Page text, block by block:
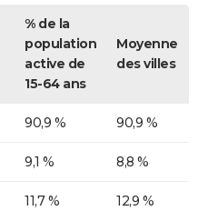
% de la
population
active de
15-64 ans
Moyenne
des villes
90,9 % 90,9 %
9,1 % 8,8 %
11,7 % 12,9 %